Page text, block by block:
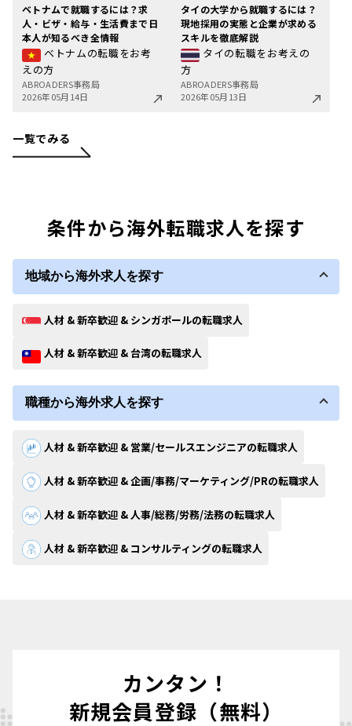
ベトナムで就職するには？求
人・ビザ・給与・生活費まで日
本人が知るべき全情報
ベトナムの転職をお考
えの方
ABROADERS事務局
2026年05月14日
タイの大学から就職するには？
現地採用の実態と企業が求める
スキルを徹底解説
タイの転職をお考えの
方
ABROADERS事務局
2026年05月13日
一覧でみる
条件から海外転職求人を探す
地域から海外求人を探す
人材 & 新卒歓迎 & シンガポールの転職求人
人材 & 新卒歓迎 & 台湾の転職求人
職種から海外求人を探す
人材 & 新卒歓迎 & 営業/セールスエンジニアの転職求人
人材 & 新卒歓迎 & 企画/事務/マーケティング/PRの転職求人
人材 & 新卒歓迎 & 人事/総務/労務/法務の転職求人
人材 & 新卒歓迎 & コンサルティングの転職求人
カンタン！
新規会員登録（無料）